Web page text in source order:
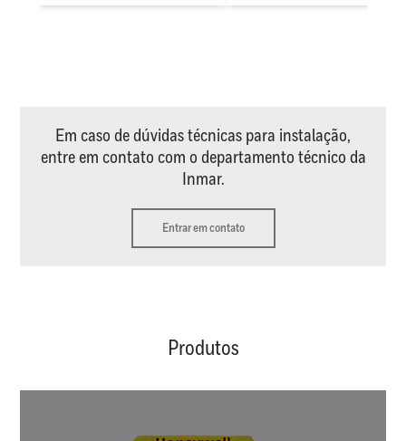
Em caso de dúvidas técnicas para instalação,
entre em contato com o departamento técnico da
Inmar.
Entrar em contato
Produtos